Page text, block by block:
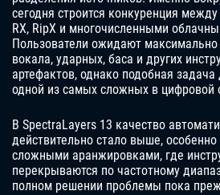
сегодня строится конкуренция
RX, RipX и многочисленными
Пользователи ожидают максимально
вокала, ударных, баса и других
артефактов, однако подобная задача
одной из самых сложных в цифровой
В SpectraLayers 13 качество
действительно стало выше, особенно
сложными аранжировками, где
перекрываются по частотному
полном решении проблемы пока